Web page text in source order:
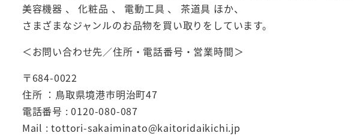
美容機器 、 化粧品 、 電動工具 、 茶道具 ほか、
さまざまなジャンルのお品物を買い取りをしています。
＜お問い合わせ先／住所・電話番号・営業時間＞
〒684-0022
住所 ：鳥取県境港市明治町47
電話番号 : 0120-080-087
Mail : tottori-sakaiminato@kaitoridaikichi.jp